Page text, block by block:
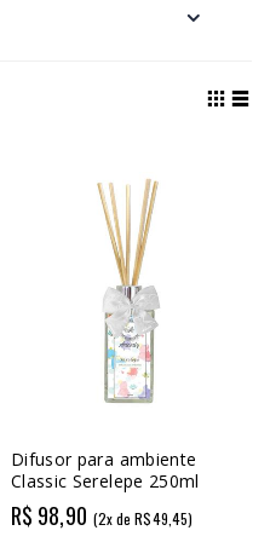
Difusor para ambiente
Classic Serelepe 250ml
R$ 98,90 (2x de R$49,45)